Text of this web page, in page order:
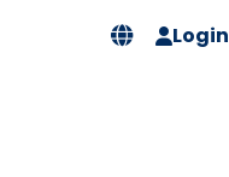
Login